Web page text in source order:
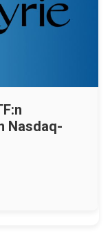
Nasdaq-